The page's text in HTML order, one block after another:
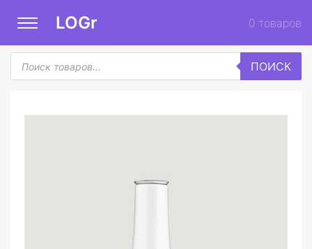
LOGr 0 товаров
Поиск
товаров
ПОИСК